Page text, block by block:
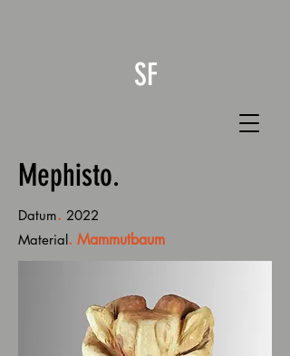
SF
Mephisto.
Datum. 2022
Material. Mammutbaum